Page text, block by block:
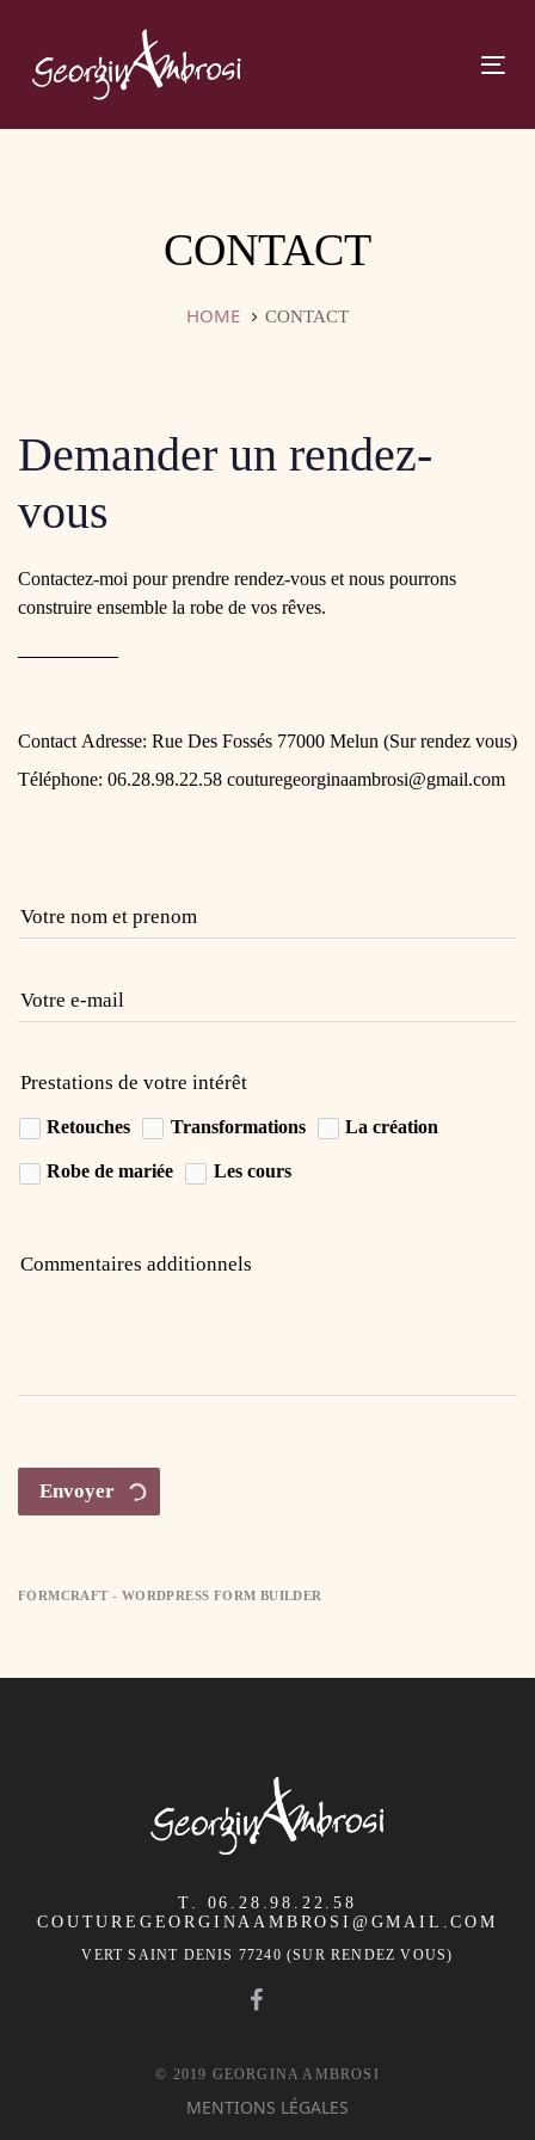
primary
navigation
CONTACT
HOME CONTACT
Demander un rendez-
vous
Contactez-moi pour prendre rendez-vous et nous pourrons
construire ensemble la robe de vos rêves.
Contact Adresse: Rue Des Fossés 77000 Melun (Sur rendez vous)
Téléphone: 06.28.98.22.58 couturegeorginaambrosi@gmail.com
Votre nom et prenom
Votre e-mail
Prestations de votre intérêt
Retouches Transformations La création
Robe de mariée Les cours
Commentaires additionnels
Envoyer
FORMCRAFT - WORDPRESS FORM BUILDER
T. 06.28.98.22.58
COUTUREGEORGINAAMBROSI@GMAIL.COM
VERT SAINT DENIS 77240 (SUR RENDEZ VOUS)
© 2019 GEORGINA AMBROSI
MENTIONS LÉGALES